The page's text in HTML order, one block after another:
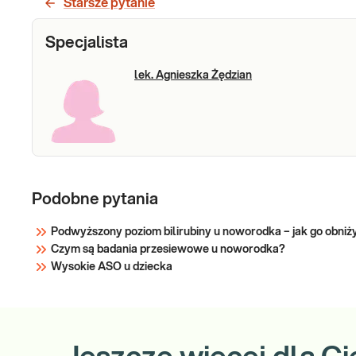
Sprawdź
Starsze pytanie
Specjalista
lek. Agnieszka Żędzian
Podobne pytania
Podwyższony poziom bilirubiny u noworodka – jak go
Czym są badania przesiewowe u noworodka?
Wysokie ASO u dziecka